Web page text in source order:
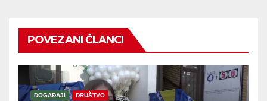
POVEZANI ČLANCI
DOGAĐAJI DRUŠTVO